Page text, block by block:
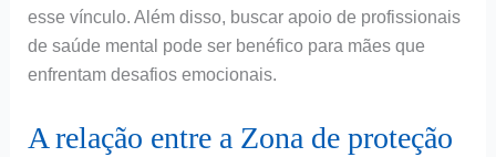
esse vínculo. Além disso, buscar apoio de profissionais
de saúde mental pode ser benéfico para mães que
enfrentam desafios emocionais.
A relação entre a Zona de proteção